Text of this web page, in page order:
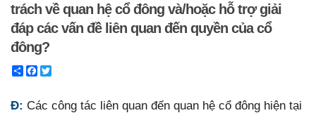
trách về quan hệ cổ đông và/hoặc hỗ trợ giải
đáp các vấn đề liên quan đến quyền của cổ
đông?
ShareFacebook
Đ: Các công tác liên quan đến quan hệ cổ đông hiện tại